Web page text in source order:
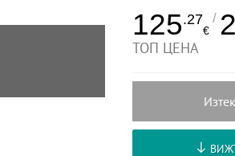
125.27
€
/
ТОП ЦЕНА